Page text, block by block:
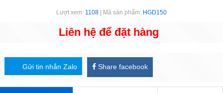
Lượt xem: 1108 | Mã sản phẩm: HGD150
Liên hệ để đặt hàng
Gửi tin nhắn Zalo Share facebook